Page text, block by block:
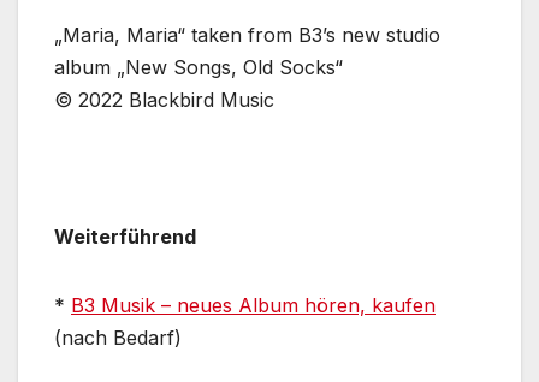
„Maria, Maria“ taken from B3’s new studio
album „New Songs, Old Socks“
© 2022 Blackbird Music
Weiterführend
* B3 Musik – neues Album hören, kaufen
(nach Bedarf)